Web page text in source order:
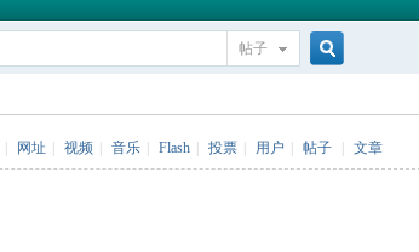
帖子
网址 视频 音乐 Flash 投票 用户 帖子 文章